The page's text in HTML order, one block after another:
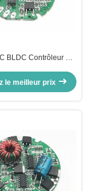
BLDC Contrôleur de
1-20KHZ Cycle de
0-100%
le meilleur prix